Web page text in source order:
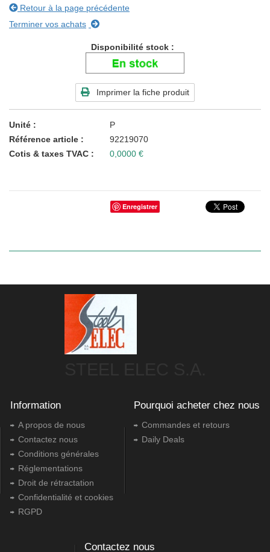
Retour à la page précédente
Terminer vos achats
Disponibilité stock
Imprimer la fiche produit
Unité
P
Référence article
92219070
Cotis & taxes TVAC
0,0000 €
Enregistrer
Information
A propos de nous
Contactez nous
Conditions générales
Réglementations
Droit de rétractation
Confidentialité et cookies
RGPD
Pourquoi acheter chez nous
Commandes et retours
Daily Deals
Contactez nous